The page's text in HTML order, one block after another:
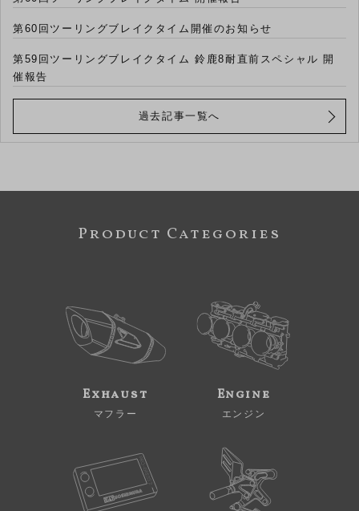
第60回ツーリングブレイクタイム開催のお知らせ
第59回ツーリングブレイクタイム 鈴鹿8耐直前スペシャル 開
催報告
過去記事一覧へ
Product Categories
Exhaust
マフラー
Engine
エンジン